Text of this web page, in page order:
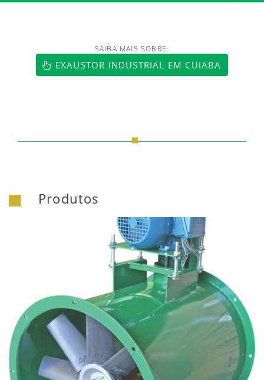
https://www.luftmaxi.com.br/
SAIBA MAIS SOBRE:
EXAUSTOR INDUSTRIAL EM CUIABA
Produtos